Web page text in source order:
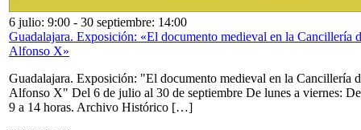
6 julio: 9:00 - 30 septiembre: 14:00
Guadalajara. Exposición: «El documento medieval en la Cancillería
Alfonso X»
Guadalajara. Exposición: "El documento medieval en la Cancillería
Alfonso X" Del 6 de julio al 30 de septiembre De lunes a viernes: De
9 a 14 horas. Archivo Histórico […]